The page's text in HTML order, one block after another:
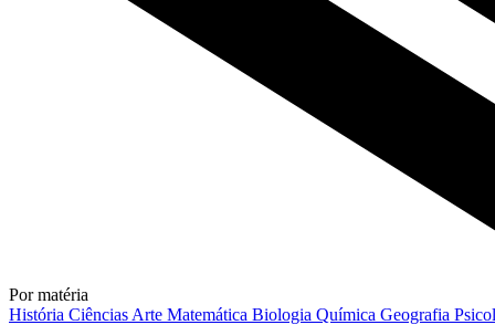
Por matéria
História Ciências Arte Matemática Biologia Química Geografia